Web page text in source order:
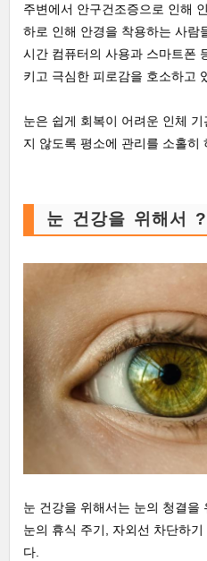
주변에서 안구건조증으로 인해
하로 인해 안경을 착용하는 사람
시간 컴퓨터의 사용과 스마트폰
키고 극심한 피로감을 호소하고
눈은 쉽게 회복이 어려운 인체
지 않도록 평소에 관리를 소홀히
눈 건강을 위해서 ?
눈 건강을 위해서는 눈의 청결을
눈의 휴식 주기, 자외선 차단하
다.